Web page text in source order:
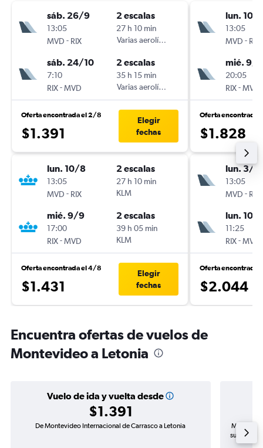
sáb. 26/9
13:05
MVD - RIX
2 escalas
27 h 10 min
Varias aerolíneas
sáb. 24/10
7:10
RIX-MVD
2 escalas
35 h 15 min
Varias aerolíneas
Oferta encontrada el 2/8
$1.391
Elegir
fechas
lun. 10/8
13:05
MVD - RIX
2 escalas
27 h 10 min
KLM
mié. 9/9
17:00
RIX-MVD
2 escalas
39 h 05 min
KLM
Oferta encontrada el 4/8
$1.431
Elegir
fechas
lun. 10/
13:05
MVD - RIX
mié. 9/9
20:05
RIX-MVD
Oferta encontrada
$1.828
lun. 3/8
13:05
MVD - RIX
lun. 10/
11:25
RIX-MVD
Oferta encontrada
$2.044
Encuentra ofertas de vuelos de
Montevideo a Letonia
Vuelo de ida y vuelta desde
$1.391
De Montevideo Internacional de Carrasco a Letonia
Mayor
subida de